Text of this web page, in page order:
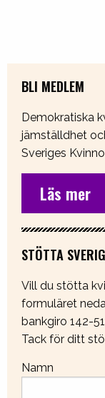
BLI MEDLEM
Demokratiska
jämställdhet
Sveriges
Läs mer
STÖTTA
Vill du stötta
formuläret
bankgiro 142-
Tack för ditt
Namn